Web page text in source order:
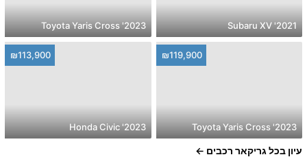
2021' Subaru XV
2023' Toyota Yaris Cross
₪119,900
2023' Toyota Yaris Cross
₪113,900
2023' Honda Civic
עיון בכל גריקאר רכבים